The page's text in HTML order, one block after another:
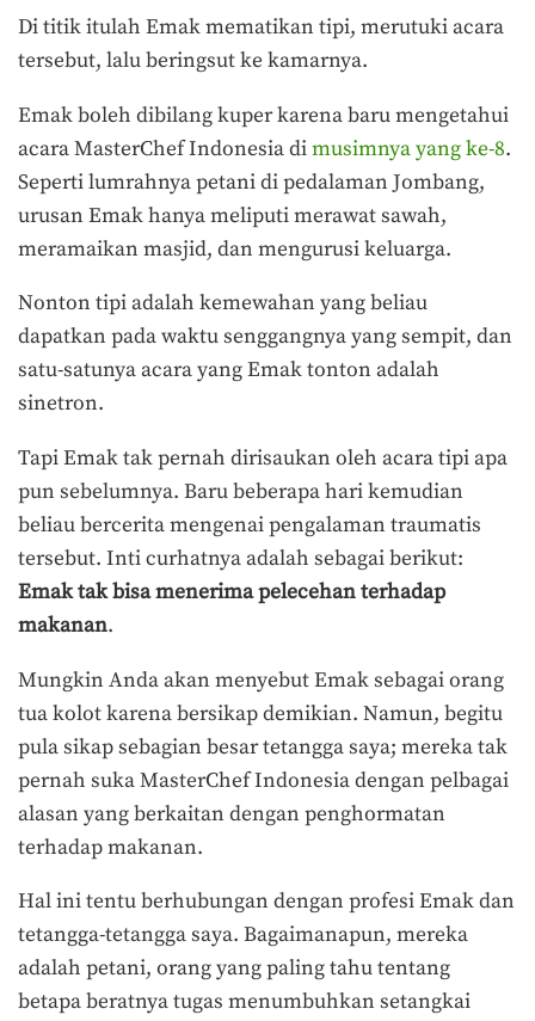
Di titik itulah Emak mematikan tipi, merutuki acara
tersebut, lalu beringsut ke kamarnya.
Emak boleh dibilang kuper karena baru mengetahui
acara MasterChef Indonesia dimusimnya yang ke-8.
Seperti lumrahnya petani di pedalaman Jombang,
urusan Emak hanya meliputi merawat sawah,
meramaikan masjid, dan mengurusi keluarga.
Nonton tipi adalah kemewahan yang beliau
dapatkan pada waktu senggangnya yang sempit, dan
satu-satunya acara yang Emak tonton adalah
sinetron.
Tapi Emak tak pernah dirisaukan oleh acara tipi apa
pun sebelumnya. Baru beberapa hari kemudian
beliau bercerita mengenai pengalaman traumatis
tersebut. Inti curhatnya adalah sebagai berikut:
Emak tak bisa menerima pelecehan terhadap
makanan.
Mungkin Anda akan menyebut Emak sebagai orang
tua kolot karena bersikap demikian. Namun, begitu
pula sikap sebagian besar tetangga saya; mereka tak
pernah suka MasterChef Indonesia dengan pelbagai
alasan yang berkaitan dengan penghormatan
terhadap makanan.
Hal ini tentu berhubungan dengan profesi Emak dan
tetangga-tetangga saya. Bagaimanapun, mereka
adalah petani, orang yang paling tahu tentang
betapa beratnya tugas menumbuhkan setangkai